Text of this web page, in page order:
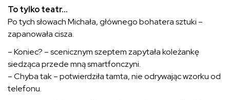
To tylko teatr…
Po tych słowach Michała, głównego bohatera sztuki –
zapanowała cisza.
– Koniec? – scenicznym szeptem zapytała koleżankę
siedząca przede mną smartfonczyni.
– Chyba tak – potwierdziła tamta, nie odrywając wzorku od
telefonu.